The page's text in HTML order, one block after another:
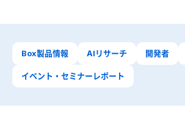
Box製品情報 AIリサーチ 開発者
イベント・セミナーレポート